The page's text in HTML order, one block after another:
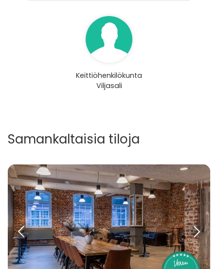
Keittiöhenkilökunta
Viljasali
Samankaltaisia tiloja